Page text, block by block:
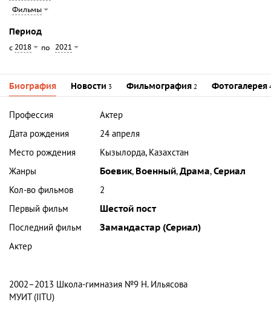
Фильмы
Период
с 2018 по 2021
Биография Новости 3 Фильмография 2 Фотогалерея
Профессия
Актер
Дата рождения
24 апреля
Место рождения
Кызылорда, Казахстан
Жанры
Боевик, Военный,Драма,Сериал
Кол-во фильмов
2
Первый фильм
Шестой пост
Последний фильм
Замандастар (Сериал)
Актер
2002–2013 Школа-гимназия №9 Н. Ильясова
МУИТ (IITU)